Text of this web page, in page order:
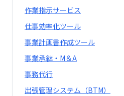
作業指示サービス
仕事効率化ツール
事業計画書作成ツール
事業承継・M＆A
事務代行
出張管理システム（BTM）